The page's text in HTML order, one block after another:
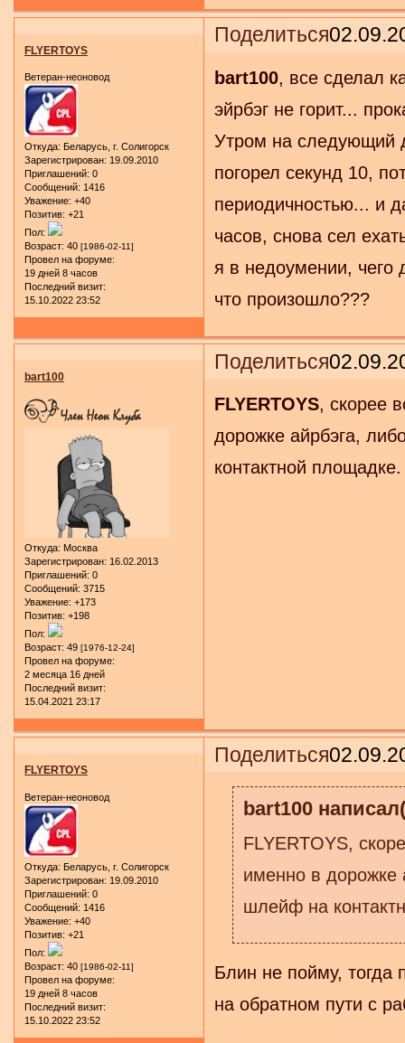
Поделиться
FLYERTOYS
Ветеран-неоновод
Откуда: Беларусь, г. Солигорск
Зарегистрирован: 19.09.2010
Приглашений: 0
Сообщений: 1416
Уважение: +40
Позитив: +21
Пол:
Возраст: 40 [1986-02-11]
Провел на форуме:
19 дней 8 часов
Последний визит:
15.10.2022 23:52
bart100, все сделал
эйрбэг не горит...
Утром на следующий
погорел секунд 10,
периодичностью... и
часов, снова сел
я в недоумении, чего
что произошло???
Поделиться
bart100
Откуда: Москва
Зарегистрирован: 16.02.2013
Приглашений: 0
Сообщений: 3715
Уважение: +173
Позитив: +198
Пол:
Возраст: 49 [1976-12-24]
Провел на форуме:
2 месяца 16 дней
Последний визит:
15.04.2021 23:17
FLYERTOYS, скорее
дорожке айрбэга,
контактной
Поделиться
FLYERTOYS
Ветеран-неоновод
Откуда: Беларусь, г. Солигорск
Зарегистрирован: 19.09.2010
Приглашений: 0
Сообщений: 1416
Уважение: +40
Позитив: +21
Пол:
Возраст: 40 [1986-02-11]
Провел на форуме:
19 дней 8 часов
Последний визит:
15.10.2022 23:52
bart100
FLYERTOYS,
именно в дорожке
шлейф на
Блин не пойму, тогда
на обратном пути с